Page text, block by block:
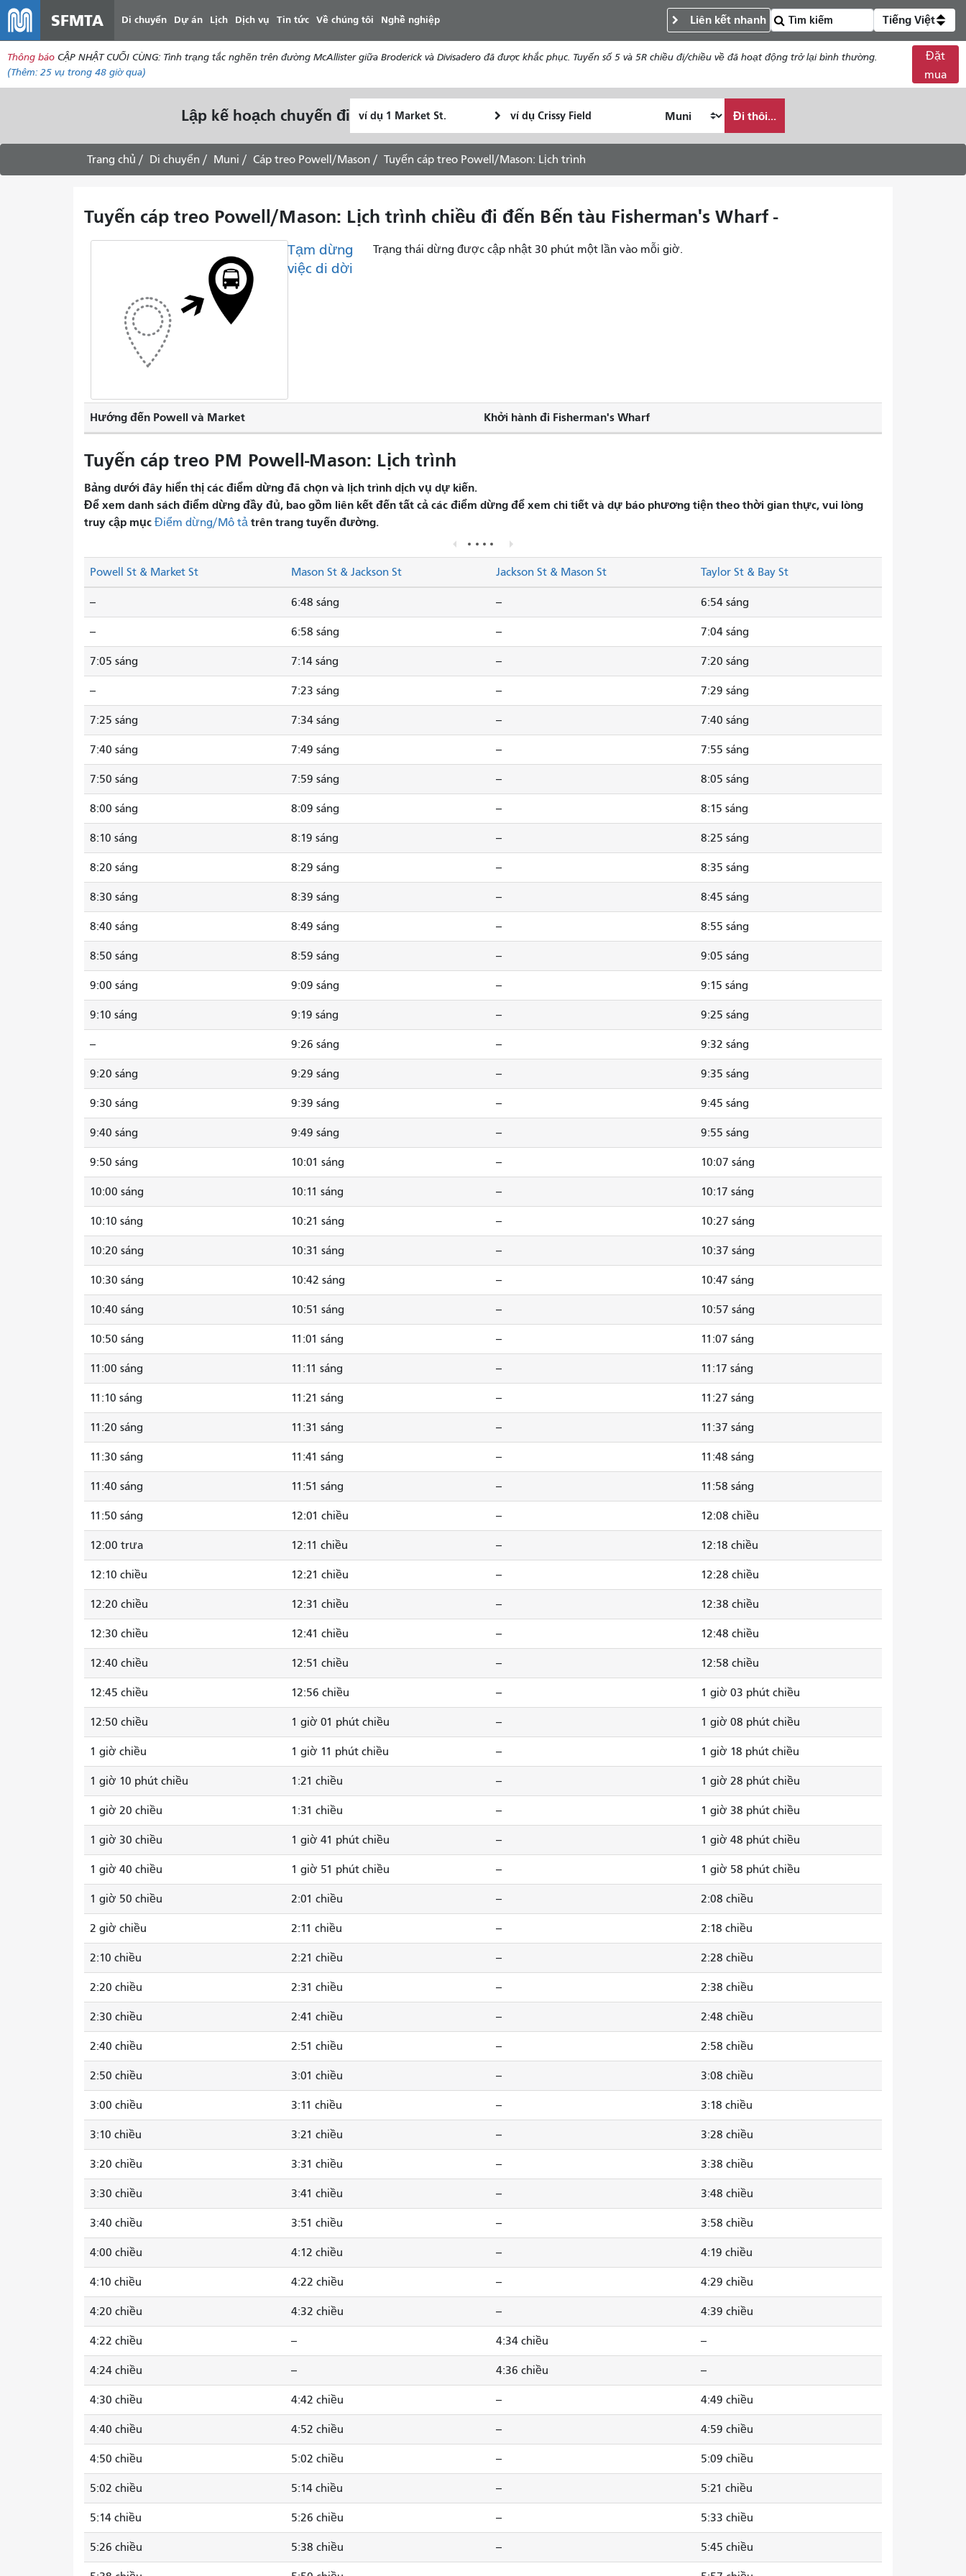
dung
SFMTA Di chuyển Dự án Lịch Dịch vụ Tin tức Về chúng tôi Nghề nghiệp Liên kết nhanh Tiếng Việt
Thông báo CẬP NHẬT CUỐI CÙNG: Tình trạng tắc nghẽn trên đường McAllister giữa Broderick và Divisadero đã được khắc phục. Tuyến số 5 và 5R chiều đi/chiều về đã hoạt động trở lại bình thường.
(Thêm: 25 vụ trong 48 giờ qua)
Đặt
mua
Lập kế hoạch chuyến đi
bắt
đầu
kết
thúc
muốn
đi
du
như
nào
Đi thôi...
Trang chủ Di chuyển Muni Cáp treo Powell/Mason Tuyến cáp treo Powell/Mason: Lịch trình
Tuyến cáp treo Powell/Mason: Lịch trình chiều đi đến Bến tàu Fisherman's Wharf -
Tạm dừng
việc di dời
Trạng thái dừng được cập nhật 30 phút một lần vào mỗi giờ.
Hướng đến Powell và Market Khởi hành đi Fisherman's Wharf
Tuyến cáp treo PM Powell-Mason: Lịch trình
Bảng dưới đây hiển thị các điểm dừng đã chọn và lịch trình dịch vụ dự kiến.
Để xem danh sách điểm dừng đầy đủ, bao gồm liên kết đến tất cả các điểm dừng để xem chi tiết và dự báo phương tiện theo thời gian thực, vui lòng
truy cập mục Điểm dừng/Mô tả trên trang tuyến đường.
Powell St & Market St Mason St & Jackson St Jackson St & Mason St Taylor St & Bay St
-- 6:48 sáng -- 6:54 sáng
-- 6:58 sáng -- 7:04 sáng
7:05 sáng 7:14 sáng -- 7:20 sáng
-- 7:23 sáng -- 7:29 sáng
7:25 sáng 7:34 sáng -- 7:40 sáng
7:40 sáng 7:49 sáng -- 7:55 sáng
7:50 sáng 7:59 sáng -- 8:05 sáng
8:00 sáng 8:09 sáng -- 8:15 sáng
8:10 sáng 8:19 sáng -- 8:25 sáng
8:20 sáng 8:29 sáng -- 8:35 sáng
8:30 sáng 8:39 sáng -- 8:45 sáng
8:40 sáng 8:49 sáng -- 8:55 sáng
8:50 sáng 8:59 sáng -- 9:05 sáng
9:00 sáng 9:09 sáng -- 9:15 sáng
9:10 sáng 9:19 sáng -- 9:25 sáng
-- 9:26 sáng -- 9:32 sáng
9:20 sáng 9:29 sáng -- 9:35 sáng
9:30 sáng 9:39 sáng -- 9:45 sáng
9:40 sáng 9:49 sáng -- 9:55 sáng
9:50 sáng 10:01 sáng -- 10:07 sáng
10:00 sáng 10:11 sáng -- 10:17 sáng
10:10 sáng 10:21 sáng -- 10:27 sáng
10:20 sáng 10:31 sáng -- 10:37 sáng
10:30 sáng 10:42 sáng -- 10:47 sáng
10:40 sáng 10:51 sáng -- 10:57 sáng
10:50 sáng 11:01 sáng -- 11:07 sáng
11:00 sáng 11:11 sáng -- 11:17 sáng
11:10 sáng 11:21 sáng -- 11:27 sáng
11:20 sáng 11:31 sáng -- 11:37 sáng
11:30 sáng 11:41 sáng -- 11:48 sáng
11:40 sáng 11:51 sáng -- 11:58 sáng
11:50 sáng 12:01 chiều -- 12:08 chiều
12:00 trưa 12:11 chiều -- 12:18 chiều
12:10 chiều 12:21 chiều -- 12:28 chiều
12:20 chiều 12:31 chiều -- 12:38 chiều
12:30 chiều 12:41 chiều -- 12:48 chiều
12:40 chiều 12:51 chiều -- 12:58 chiều
12:45 chiều 12:56 chiều -- 1 giờ 03 phút chiều
12:50 chiều 1 giờ 01 phút chiều -- 1 giờ 08 phút chiều
1 giờ chiều 1 giờ 11 phút chiều -- 1 giờ 18 phút chiều
1 giờ 10 phút chiều 1:21 chiều -- 1 giờ 28 phút chiều
1 giờ 20 chiều 1:31 chiều -- 1 giờ 38 phút chiều
1 giờ 30 chiều 1 giờ 41 phút chiều -- 1 giờ 48 phút chiều
1 giờ 40 chiều 1 giờ 51 phút chiều -- 1 giờ 58 phút chiều
1 giờ 50 chiều 2:01 chiều -- 2:08 chiều
2 giờ chiều 2:11 chiều -- 2:18 chiều
2:10 chiều 2:21 chiều -- 2:28 chiều
2:20 chiều 2:31 chiều -- 2:38 chiều
2:30 chiều 2:41 chiều -- 2:48 chiều
2:40 chiều 2:51 chiều -- 2:58 chiều
2:50 chiều 3:01 chiều -- 3:08 chiều
3:00 chiều 3:11 chiều -- 3:18 chiều
3:10 chiều 3:21 chiều -- 3:28 chiều
3:20 chiều 3:31 chiều -- 3:38 chiều
3:30 chiều 3:41 chiều -- 3:48 chiều
3:40 chiều 3:51 chiều -- 3:58 chiều
4:00 chiều 4:12 chiều -- 4:19 chiều
4:10 chiều 4:22 chiều -- 4:29 chiều
4:20 chiều 4:32 chiều -- 4:39 chiều
4:22 chiều -- 4:34 chiều --
4:24 chiều -- 4:36 chiều --
4:30 chiều 4:42 chiều -- 4:49 chiều
4:40 chiều 4:52 chiều -- 4:59 chiều
4:50 chiều 5:02 chiều -- 5:09 chiều
5:02 chiều 5:14 chiều -- 5:21 chiều
5:14 chiều 5:26 chiều -- 5:33 chiều
5:26 chiều 5:38 chiều -- 5:45 chiều